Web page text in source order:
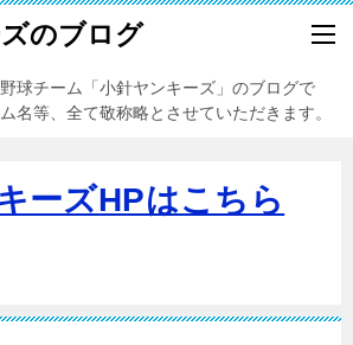
のブログ
球チーム「小針ヤンキーズ」のブログで
名等、全て敬称略とさせていただきます。
ーズHPはこちら